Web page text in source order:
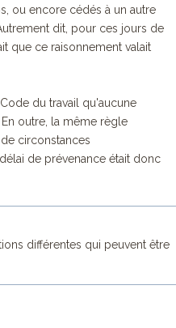
ou encore cédés à un autre
dit, pour ces jours de
que ce raisonnement valait
du travail qu'aucune
outre, la même règle
circonstances
de prévenance était donc
différentes qui peuvent être